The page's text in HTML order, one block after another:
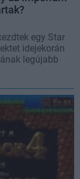
egy Star
idejekorán
legújabb